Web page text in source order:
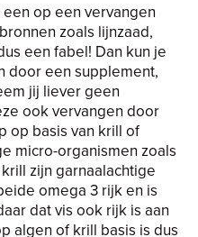
op een vervangen
zoals lijnzaad,
een fabel! Dan kun je
door een supplement,
jij liever geen
ook vervangen door
op basis van krill of
micro-organismen zoals
zijn garnaalachtige
omega 3 rijk en is
dat vis ook rijk is aan
algen of krill basis is dus